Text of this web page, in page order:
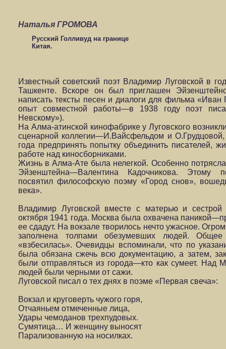
Наталья ГРОМОВА
Русский Голливуд на границе
Китая.
Известный советский поэт Владимир Луговской в
Ташкенте. Вскоре он был приглашен
написать тексты песен и диалоги для фильма
опыт совместной работы—в 1938 году поэт
Невскому»).
На Алма-атинской кинофабрике у Луговского
сценарной коллегии—И.Вайсфельдом и
года предпринять попытку объединить писателей,
работе над киносборниками.
Жизнь в Алма-Ате была нелегкой. Особенно потрясла
Эйзенштейна—Валентина Кадочникова. Этому
посвятил философскую поэму «Город снов»,
века».
Владимир Луговской вместе с матерью и
октября 1941 года. Москва была охвачена
ее сдадут. На вокзале творилось нечто ужасное.
заполнена толпами обезумевших людей.
«взбесилась». Очевидцы вспоминали, что по
была обязана сжечь всю документацию, а затем,
были отправляться из города—кто как сумеет. Над
людей были черными от сажи.
Луговской писал о тех днях в поэме «Первая свеча»:
Вокзал и круговерть чужого горя,
Отчаяньем отмеченные лица,
Удары чемоданов трехпудовых.
Сумятица… И женщину выносят
Парализованную на носилках.